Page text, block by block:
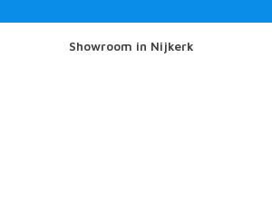
Showroom in Nijkerk